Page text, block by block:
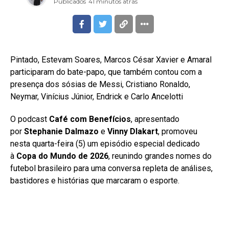
Pintado, Estevam Soares, Marcos César Xavier e Amaral
participaram do bate-papo, que também contou com a
presença dos sósias de Messi, Cristiano Ronaldo,
Neymar, Vinícius Júnior, Endrick e Carlo Ancelotti
O podcast Café com Benefícios, apresentado
por Stephanie Dalmazo e Vinny Dlakart, promoveu
nesta quarta-feira (5) um episódio especial dedicado
à Copa do Mundo de 2026, reunindo grandes nomes do
futebol brasileiro para uma conversa repleta de análises,
bastidores e histórias que marcaram o esporte.